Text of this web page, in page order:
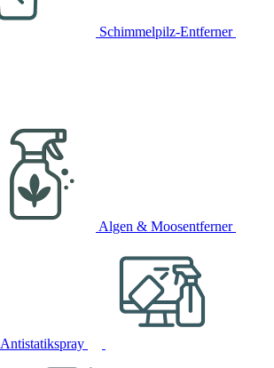
Schimmelpilz-Entferner
Algen & Moosentferner
Antistatikspray